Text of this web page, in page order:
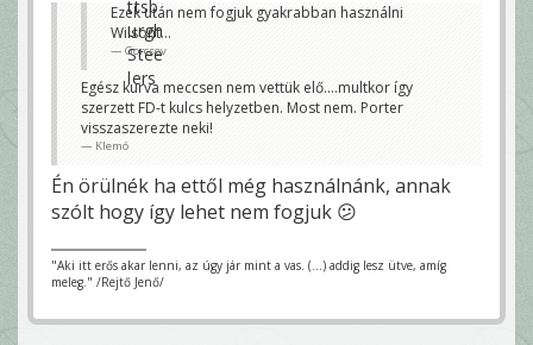
Ezek után nem fogjuk gyakrabban használni
Wilsont…
Gorcsev
Egész kurva meccsen nem vettük elő....multkor így
szerzett FD-t kulcs helyzetben. Most nem. Porter
visszaszerezte neki!
Klemó
Én örülnék ha ettől még használnánk, annak
szólt hogy így lehet nem fogjuk 😕
"Aki itt erős akar lenni, az úgy jár mint a vas. (...) addig lesz ütve, amíg
meleg." /Rejtő Jenő/